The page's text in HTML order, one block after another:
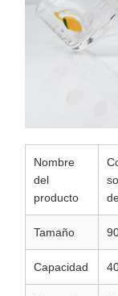
Nombre
del
producto
Tamaño
Capacidad